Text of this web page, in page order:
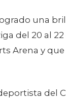
una
del 20 al
Arena y
del